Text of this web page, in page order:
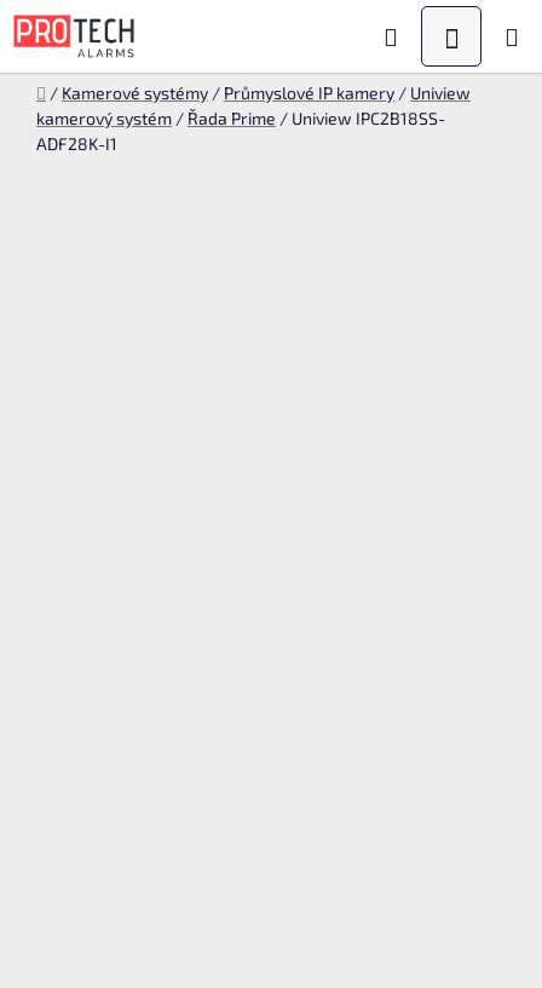
Přejít
na
Hledat
KOŠÍK
Domů
/ Kamerové systémy / Průmyslové IP kamery / Uniview
kamerový systém / Řada Prime / Uniview IPC2B18SS-
ADF28K-I1